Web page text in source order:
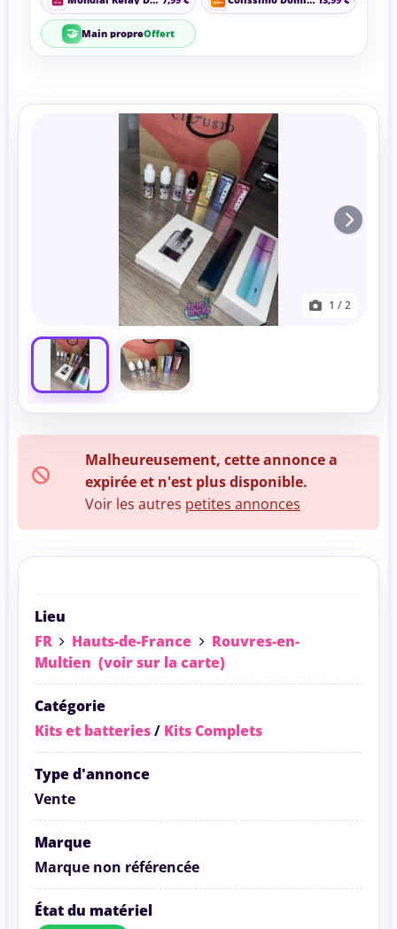
🤝 Main propreOffert
1 / 2
Malheureusement, cette annonce a
expirée et n'est plus disponible.
Voir les autres petites annonces
Lieu
FR
Hauts-de-France
Rouvres-en-
Multien (voir sur la carte)
Catégorie
Kits et batteries/ Kits Complets
Type d'annonce
Vente
Marque
Marque non référencée
État du matériel